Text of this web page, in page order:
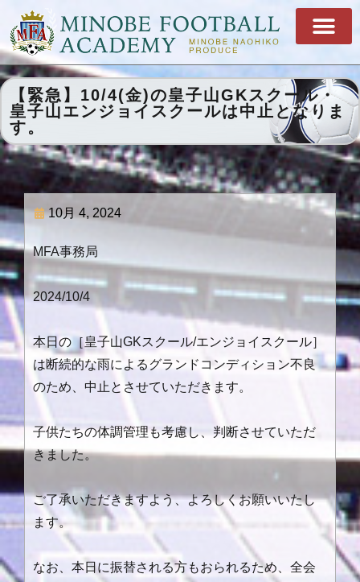
【緊急】10/4(金)の皇子山GKスクール・
皇子山エンジョイスクールは中止となりま
す。
10月 4, 2024
MFA事務局
2024/10/4
本日の［皇子山GKスクール/エンジョイスクール］
は断続的な雨によるグランドコンディション不良
のため、中止とさせていただきます。
子供たちの体調管理も考慮し、判断させていただ
きました。
ご了承いただきますよう、よろしくお願いいたし
ます。
なお、本日に振替される方もおられるため、全会